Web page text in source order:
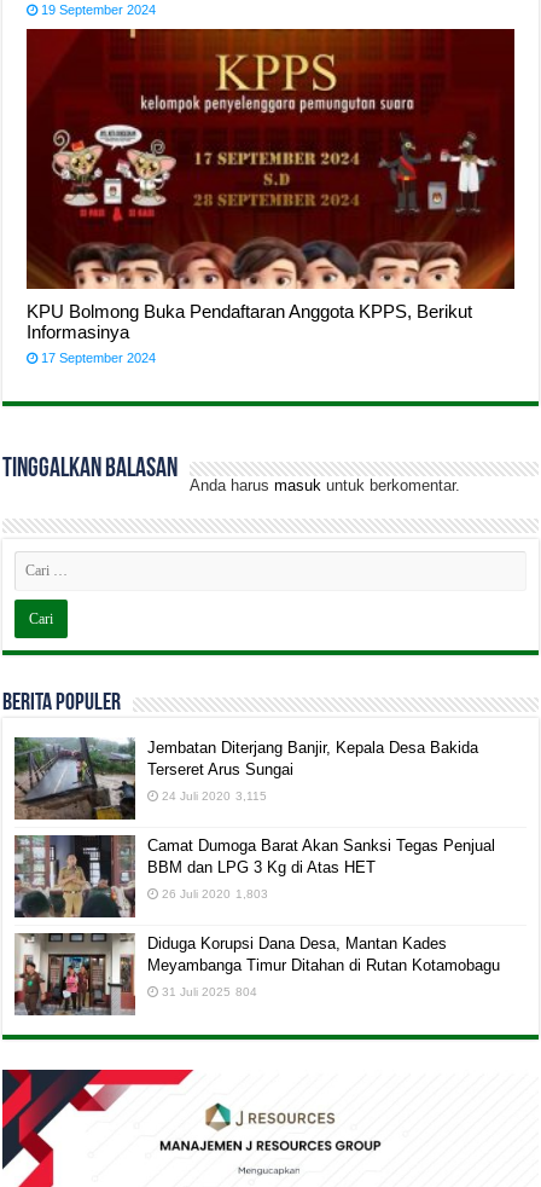
19 September 2024
KPU Bolmong Buka Pendaftaran Anggota KPPS, Berikut
Informasinya
17 September 2024
Tinggalkan Balasan
Anda harusmasuk untuk berkomentar.
BERITA POPULER
Jembatan Diterjang Banjir, Kepala Desa Bakida
Terseret Arus Sungai
24 Juli 2020 3,115
Camat Dumoga Barat Akan Sanksi Tegas Penjual
BBM dan LPG 3 Kg di Atas HET
26 Juli 2020 1,803
Diduga Korupsi Dana Desa, Mantan Kades
Meyambanga Timur Ditahan di Rutan Kotamobagu
31 Juli 2025 804